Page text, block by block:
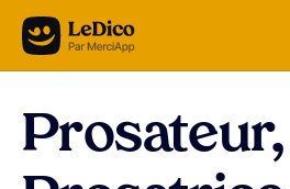
Aller au contenu
Prosateur,